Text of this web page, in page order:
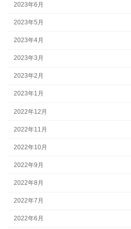
2023年6月
2023年5月
2023年4月
2023年3月
2023年2月
2023年1月
2022年12月
2022年11月
2022年10月
2022年9月
2022年8月
2022年7月
2022年6月